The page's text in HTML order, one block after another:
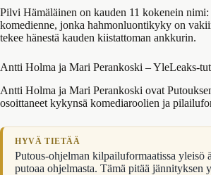
Pilvi Hämäläinen on kauden 11 kokenein
komedienne, jonka hahmonluontikyky on
tekee hänestä kauden kiistattoman ankkurin.
Antti Holma ja Mari Perankoski – YleLeaks-
Antti Holma ja Mari Perankoski ovat
osoittaneet kykynsä komediaroolien ja
HYVÄ TIETÄÄ
Putous-ohjelman kilpailuformaatissa yleisö
putoaa ohjelmasta. Tämä pitää jännityksen